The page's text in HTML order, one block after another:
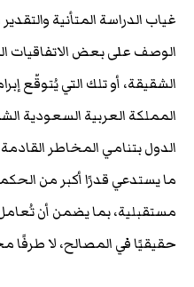
غياب الدراسة المتأنية
الوصف على بعض الاتفاقيات
الشقيقة، أو تلك التي يُتوقّع
المملكة العربية السعودية
الدول بتنامي المخاطر
ما يستدعي قدرًا أكبر من
مستقبلية، بما يضمن أن
حقيقيًا في المصالح، لا